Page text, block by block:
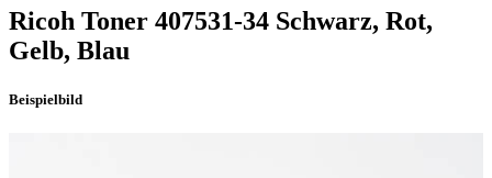
Ricoh Toner 407531-34 Schwarz, Rot,
Gelb, Blau
Beispielbild